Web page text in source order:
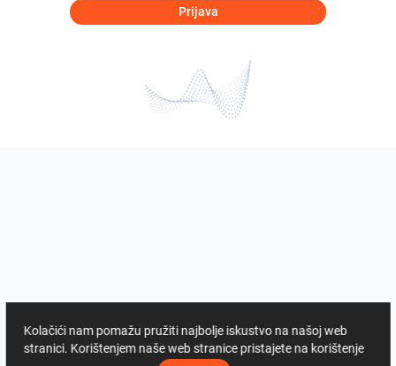
Prijava
Kolačići nam pomažu pružiti najbolje iskustvo na našoj web
stranici. Korištenjem naše web stranice pristajete na korištenje